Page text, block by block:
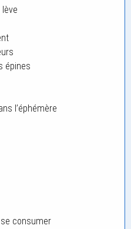
épines
l’éphémère
consumer